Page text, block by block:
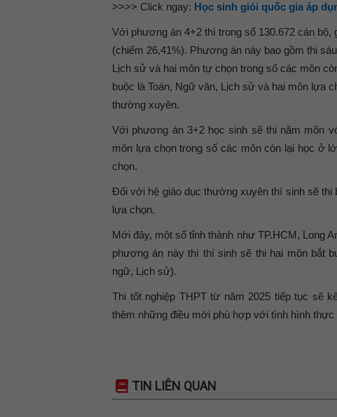
>>>> Click ngay: Học sinh giỏi quốc gia áp
Với phương án 4+2 thì trong số 130.672 cán
(chiếm 26,41%). Phương án này bao gồm thi
Lịch sử và hai môn tự chọn trong số các môn
buộc là Toán, Ngữ văn, Lịch sử và hai môn lựa
thường xuyên.
Với phương án 3+2 học sinh sẽ thi năm môn
môn lựa chọn trong số các môn còn lại học ở
chọn.
Đối với hệ giáo dục thường xuyên thí sinh sẽ thi
lựa chọn.
Mới đây, một số tỉnh thành như TP.HCM, Long
phương án này thì thí sinh sẽ thi hai môn bắt
ngữ, Lịch sử).
Thi tốt nghiệp THPT từ năm 2025 tiếp tục sẽ
thêm những điều mới phù hợp với tình hình thực
TIN LIÊN QUAN